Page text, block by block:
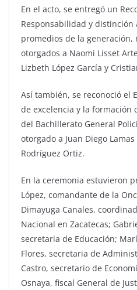
En el acto, se entregó un
Responsabilidad y distinción
promedios de la generación,
otorgados a Naomi Lisset
Lizbeth López García y
Así también, se reconoció el
de excelencia y la formación
del Bachillerato General
otorgado a Juan Diego
Rodríguez Ortiz.
En la ceremonia estuvieron
López, comandante de la
Dimayuga Canales,
Nacional en Zacatecas;
secretaria de Educación;
Flores, secretaria de
Castro, secretario de
Osnaya, fiscal General de